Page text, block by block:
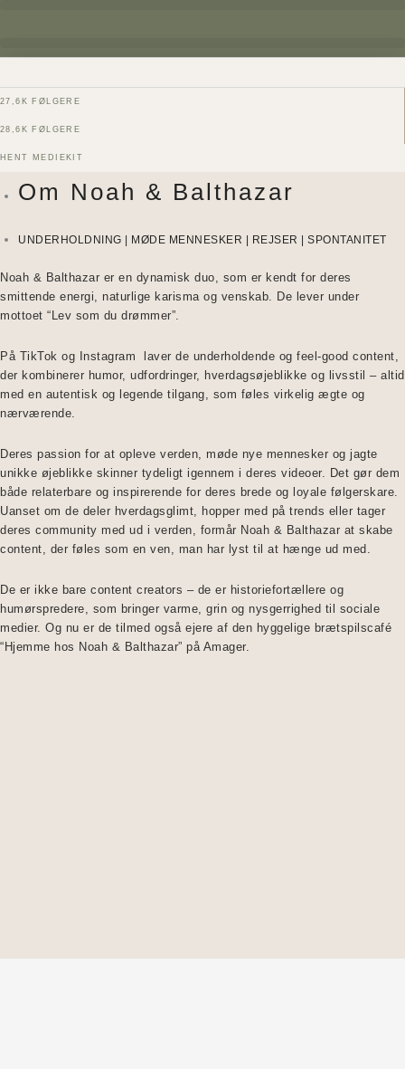
27,6K FØLGERE
28,6K FØLGERE
HENT MEDIEKIT
Om Noah & Balthazar
UNDERHOLDNING | MØDE MENNESKER | REJSER | SPONTANITET
Noah & Balthazar er en dynamisk duo, som er kendt for deres
smittende energi, naturlige karisma og venskab. De lever under
mottoet “Lev som du drømmer”.
På TikTok og Instagram laver de underholdende og feel-good content,
der kombinerer humor, udfordringer, hverdagsøjeblikke og livsstil – altid
med en autentisk og legende tilgang, som føles virkelig ægte og
nærværende.
Deres passion for at opleve verden, møde nye mennesker og jagte
unikke øjeblikke skinner tydeligt igennem i deres videoer. Det gør dem
både relaterbare og inspirerende for deres brede og loyale følgerskare.
Uanset om de deler hverdagsglimt, hopper med på trends eller tager
deres community med ud i verden, formår Noah & Balthazar at skabe
content, der føles som en ven, man har lyst til at hænge ud med.
De er ikke bare content creators – de er historiefortællere og
humørspredere, som bringer varme, grin og nysgerrighed til sociale
medier. Og nu er de tilmed også ejere af den hyggelige brætspilscafé
“Hjemme hos Noah & Balthazar” på Amager.